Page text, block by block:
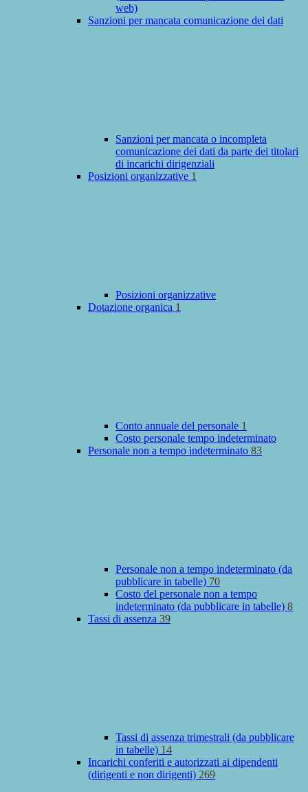
web)
Sanzioni per mancata comunicazione dei dati
Sanzioni per mancata o incompleta
comunicazione dei dati da parte dei titolari
di incarichi dirigenziali
Posizioni organizzative 1
Posizioni organizzative
Dotazione organica 1
Conto annuale del personale 1
Costo personale tempo indeterminato
Personale non a tempo indeterminato 83
Personale non a tempo indeterminato (da
pubblicare in tabelle) 70
Costo del personale non a tempo
indeterminato (da pubblicare in tabelle) 8
Tassi di assenza 39
Tassi di assenza trimestrali (da pubblicare
in tabelle) 14
Incarichi conferiti e autorizzati ai dipendenti
(dirigenti e non dirigenti) 269